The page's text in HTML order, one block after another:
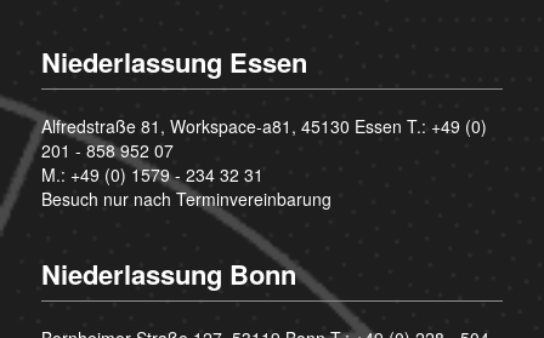
Niederlassung Essen
Alfredstraße 81, Workspace-a81, 45130 Essen T.: +49 (0)
201 - 858 952 07
M.: +49 (0) 1579 - 234 32 31
Besuch nur nach Terminvereinbarung
Niederlassung Bonn